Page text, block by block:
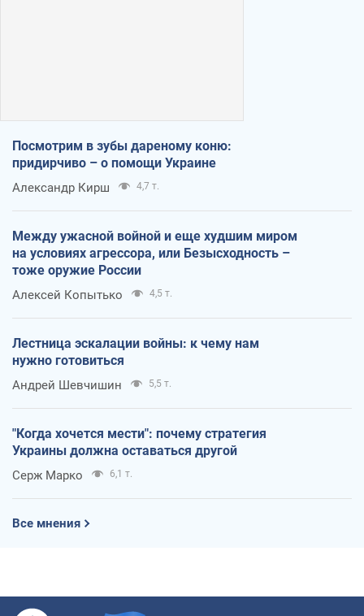
Посмотрим в зубы дареному коню:
придирчиво – о помощи Украине
Александр Кирш 4,7 т.
Между ужасной войной и еще худшим миром
на условиях агрессора, или Безысходность –
тоже оружие России
Алексей Копытько 4,5 т.
Лестница эскалации войны: к чему нам
нужно готовиться
Андрей Шевчишин 5,5 т.
"Когда хочется мести": почему стратегия
Украины должна оставаться другой
Серж Марко 6,1 т.
Все мнения